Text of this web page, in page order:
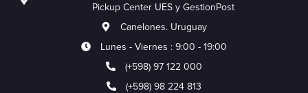
Pickup Center UES y GestionPost
Canelones. Uruguay
Lunes - Viernes : 9:00 - 19:00
(+598) 97 122 000
(+598) 98 224 813